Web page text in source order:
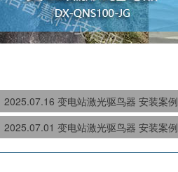
2025.07.16 变电站激光驱鸟器 安装案例
2025.07.01 变电站激光驱鸟器 安装案例